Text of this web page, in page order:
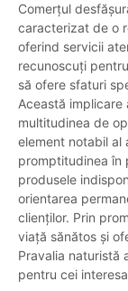
Comerțul
caracterizat de o
oferind servicii
recunoscuți
să ofere sfaturi
Această
multitudinea de
element notabil al
promptitudinea în
produsele
orientarea
clienților. Prin
viață sănătos și
Pravalia naturistă
pentru cei